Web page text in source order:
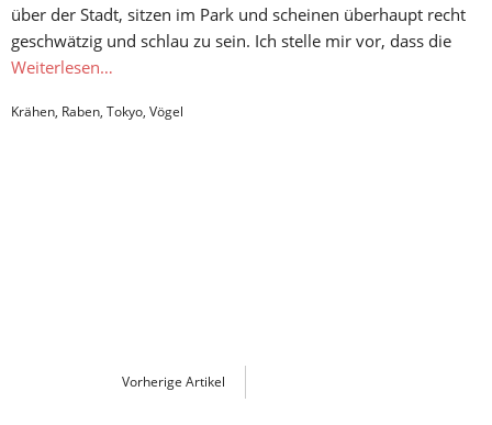
über der Stadt, sitzen im Park und scheinen überhaupt recht
geschwätzig und schlau zu sein. Ich stelle mir vor, dass die
Weiterlesen…
Krähen, Raben, Tokyo, Vögel
Vorherige Artikel